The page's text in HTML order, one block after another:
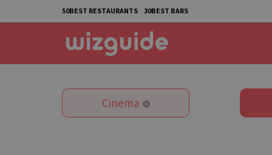
50BEST RESTAURANTS 30BEST BARS
Cinema